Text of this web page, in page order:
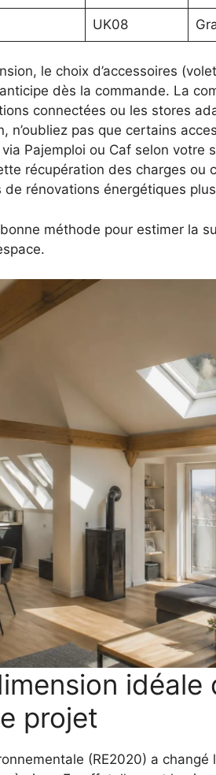
UK08
le choix d’accessoires
dès la commande. La
connectées ou les stores
n’oubliez pas que certains
Pajemploi ou Caf selon
récupération des charges ou
de rénovations énergétiques
méthode pour estimer la
idéale
projet
(RE2020) a